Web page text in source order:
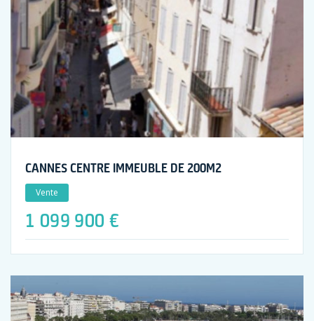
CANNES CENTRE IMMEUBLE DE 200M2
Vente
1 099 900 €